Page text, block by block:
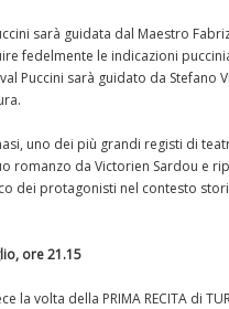
sarà guidata dal Maestro
fedelmente le indicazioni
Puccini sarà guidato da
uno dei più grandi registi di
romanzo da Victorien Sardou e
dei protagonisti nel contesto
ore 21.15
la volta della PRIMA RECITA di